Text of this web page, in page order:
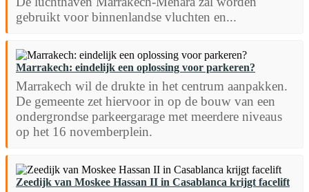
gebruikt voor binnenlandse vluchten en...
Marrakech: eindelijk een oplossing voor parkeren?
Marrakech wil de drukte in het centrum aanpakken.
De gemeente zet hiervoor in op de bouw van een
ondergrondse parkeergarage met meerdere niveaus
op het 16 novemberplein.
Zeedijk van Moskee Hassan II in Casablanca krijgt facelift